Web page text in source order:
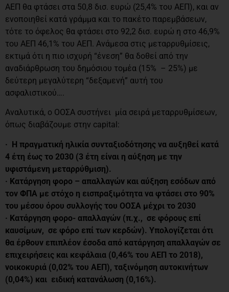
ΑΕΠ θα φτάσει στα 50,8 δισ. ευρώ (25,4% του ΑΕΠ), και αν
ενοποιηθεί κατά γράμμα και το πακέτο παρεμβάσεων,
τότε το όφελος θα φτάσει στο 92,2 δισ. ευρώ η στο 46,9%
του ΑΕΠ 46,1% του ΑΕΠ. Ανάμεσα στις μεταρρυθμίσεις,
εκτιμά ότι η πιο ισχυρή “ένεση” θα δοθεί από την
αναδιάρθρωση του δημόσιου τομέα (15% – 25%) με
δεύτερη μεγαλύτερη “δεξαμενή” αυτή του
ασφαλιστικού….
Αναλυτικά, ο ΟΟΣΑ συστήνει μία σειρά μεταρρυθμίσεων,
όπως διαβάζουμε στην capital:
· Η πραγματική ηλικία συνταξιοδότησης να αυξηθεί κατά
4 έτη έως το 2030 (3 έτη είναι η αύξηση με την
υφιστάμενη μεταρρύθμιση).
· Κατάργηση φορο – απαλλαγών και αύξηση εσόδων από
τον ΦΠΑ με στόχο η εισπραξιμότητα να φτάσει στο 90%
του μέσου όρου συλλογής του ΟΟΣΑ μέχρι το 2030
· Κατάργηση φορο- απαλλαγών (π.χ., σε φόρους επί
καυσίμων, σε φόρο επί των κερδών). Υπολογίζεται ότι
θα έρθουν επιπλέον έσοδα από κατάργηση απαλλαγών σε
επιχειρήσεις και κεφάλαια (0,46% του ΑΕΠ το 2018),
νοικοκυριά (0,02% του ΑΕΠ), ταξινόμηση αυτοκινήτων
(0,04%) και ειδική κατανάλωση (0,16%).